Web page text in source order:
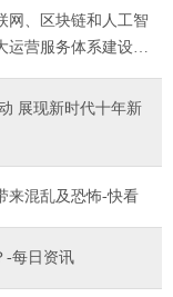
网、区块链和人工智
营服务体系建设，
展现新时代十年新
来混乱及恐怖-快看
-每日资讯